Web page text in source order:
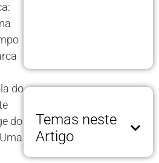
do
do
Temas neste
Artigo